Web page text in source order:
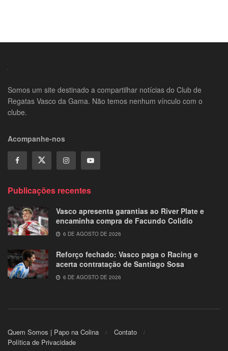
Somos um site destinado a compartilhar notícias do Club de
Regatas Vasco da Gama. Não temos nenhum vínculo com o
clube.
Acompanhe-nos
Publicações recentes
Vasco apresenta garantias ao River Plate e
encaminha compra de Facundo Colidio
6 DE AGOSTO DE 2026
Reforço fechado: Vasco paga o Racing e
acerta contratação de Santiago Sosa
6 DE AGOSTO DE 2026
Quem Somos | Papo na Colina
Contato
Política de Privacidade